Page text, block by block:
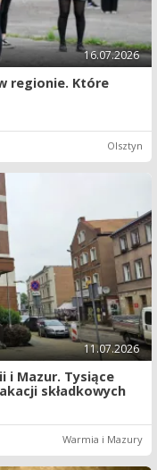
16.07.2026
regionie. Które
Olsztyn
11.07.2026
i Mazur. Tysiące
składkowych
Warmia i Mazury